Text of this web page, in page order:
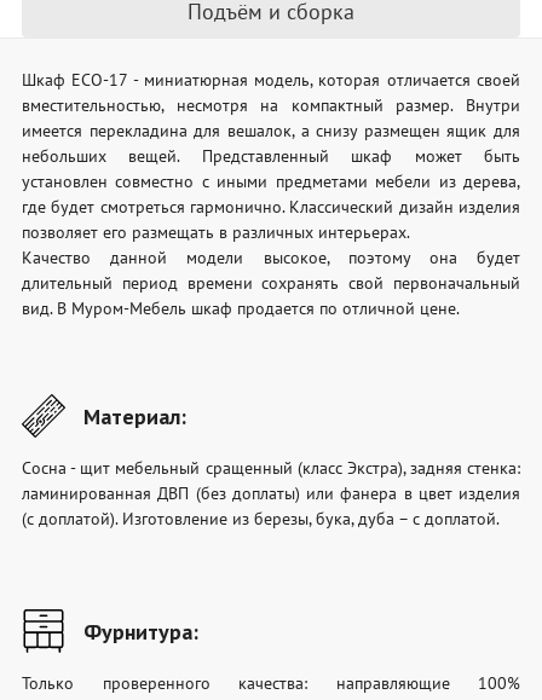
Подъём и сборка
Шкаф ECO-17 - миниатюрная модель, которая отличается своей
вместительностью, несмотря на компактный размер. Внутри
имеется перекладина для вешалок, а снизу размещен ящик для
небольших вещей. Представленный шкаф может быть
установлен совместно с иными предметами мебели из дерева,
где будет смотреться гармонично. Классический дизайн изделия
позволяет его размещать в различных интерьерах.
Качество данной модели высокое, поэтому она будет
длительный период времени сохранять свой первоначальный
вид. В Муром-Мебель шкаф продается по отличной цене.
Материал:
Сосна - щит мебельный сращенный (класс Экстра), задняя стенка:
ламинированная ДВП (без доплаты) или фанера в цвет изделия
(с доплатой). Изготовление из березы, бука, дуба – с доплатой.
Фурнитура:
Только проверенного качества: направляющие 100%